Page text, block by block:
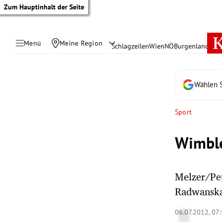
Zum Hauptinhalt der Seite
Menü Meine Region SchlagzeilenWienNÖBurgenland
Wählen
Sport
Melzer/
06.07.2012,